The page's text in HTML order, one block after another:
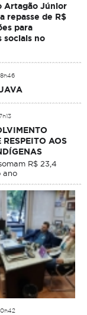
Artagão Júnior
repasse de R$
para
sociais no
AOS
R$ 23,4
ano